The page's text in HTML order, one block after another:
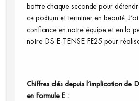
battre chaque seconde pour
ce podium et terminer en beauté.
confiance en notre équipe et en la
notre DS E-TENSE FE25 pour
Chiffres clés depuis l‘implication de
en Formule E :